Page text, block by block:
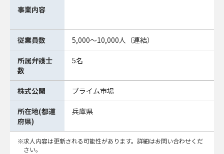
事業内容
従業員数 5,000～10,000人（連結）
所属弁護士
数
5名
株式公開 プライム市場
所在地(都道
府県)
兵庫県
求人内容は更新される可能性があります。詳細はお問い合わせくだ
さい。